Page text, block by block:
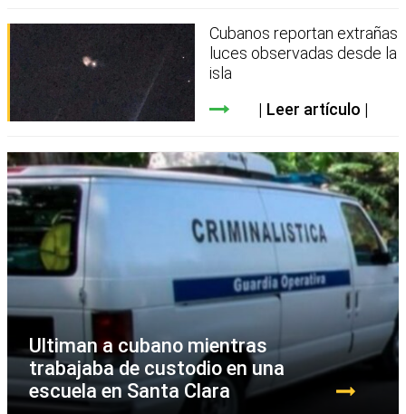
Cubanos reportan extrañas
luces observadas desde la
isla
Leer artículo
Ultiman a cubano mientras
trabajaba de custodio en una
escuela en Santa Clara